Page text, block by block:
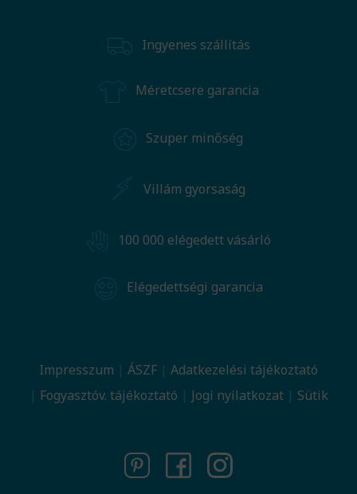
Ingyenes szállítás
Méretcsere garancia
Szuper minőség
Villám gyorsaság
100 000 elégedett vásárló
Elégedettségi garancia
Impresszum ÁSZF
Adatkezelési tájékoztató
Fogyasztóv. tájékoztató
Jogi nyilatkozat Sütik